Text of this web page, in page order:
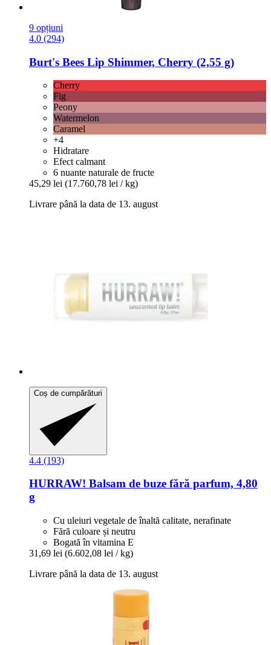
9 opțiuni
4.0 (294)
Burt's Bees Lip Shimmer, Cherry (2,55 g)
Cherry
Fig
Peony
Watermelon
Caramel
+4
Hidratare
Efect calmant
6 nuante naturale de fructe
45,29 lei (17.760,78 lei / kg)
Livrare până la data de 13. august
Coș de cumpărături
4.4 (193)
HURRAW! Balsam de buze fără parfum, 4,80
g
Cu uleiuri vegetale de înaltă calitate, nerafinate
Fără culoare și neutru
Bogată în vitamina E
31,69 lei (6.602,08 lei / kg)
Livrare până la data de 13. august